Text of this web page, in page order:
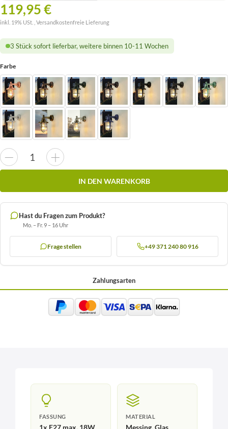
119,95 €
inkl. 19% USt. , Versandkostenfreie Lieferung
3 Stück sofort lieferbar, weitere binnen 10-11 Wochen
Farbe
IN DEN WARENKORB
Hast du Fragen zum Produkt?
Mo. – Fr. 9 – 16 Uhr
Frage stellen +49 371 240 80 916
Zahlungsarten
FASSUNG MATERIAL